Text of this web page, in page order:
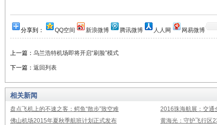
分享到： QQ空间 新浪微博 腾讯微博 人人网 网易微博
上一篇： 乌兰浩特机场即将开启“刷脸”模式
下一篇： 返回列表
相关新闻
盘点飞机上的不速之客：鳄鱼“散步”致空难
2016珠海航展：交通
佛山机场2015年夏秋季航班计划正式发布
黄海光：守护飞行区